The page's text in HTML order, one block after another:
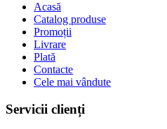
Acasă
Catalog produse
Promoții
Livrare
Plată
Contacte
Cele mai vândute
Servicii clienți